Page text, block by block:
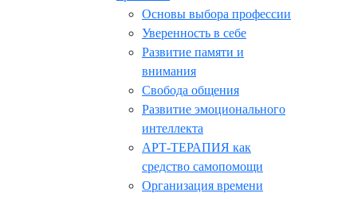
Основы выбора профессии
Уверенность в себе
Развитие памяти и
внимания
Свобода общения
Развитие эмоционального
интеллекта
АРТ-ТЕРАПИЯ как
средство самопомощи
Организация времени